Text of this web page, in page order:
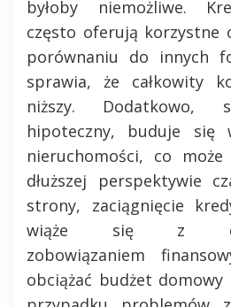
byłoby niemożliwe.
często oferują korzystne
porównaniu do innych
sprawia, że całkowity
niższy. Dodatkowo,
hipoteczny, buduje się
nieruchomości, co
dłuższej perspektywie
strony, zaciągnięcie
wiąże się z
zobowiązaniem
obciążać budżet